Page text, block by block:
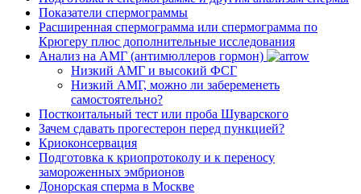
Показатели спермограммы
Расширенная спермограмма или спермограмма по
Крюгеру плюс дополнительные исследования
Анализ на АМГ (антимюллеров гормон)
Низкий АМГ и высокий ФСГ
Низкий АМГ, можно ли забеременеть
самостоятельно?
Посткоитальный тест или проба Шуварского
Зачем сдавать прогестерон перед пункцией?
Криоконсервация
Подготовка к криопротоколу и к переносу
замороженных эмбрионов
Донорская сперма в Москве